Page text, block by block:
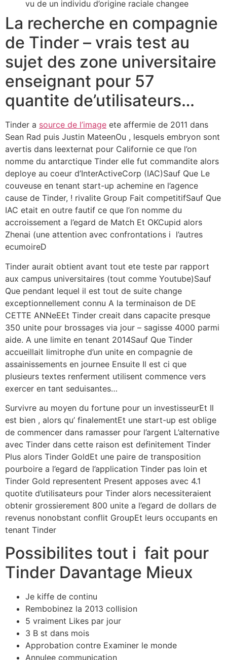
vu de un individu d’origine raciale changee
La recherche en compagnie
de Tinder – vrais test au
sujet des zone universitaire
enseignant pour 57
quantite de’utilisateurs…
Tinder a source de l’image ete affermie de 2011 dans
Sean Rad puis Justin MateenOu , lesquels embryon sont
avertis dans leexternat pour Californie ce que l’on
nomme du antarctique Tinder elle fut commandite alors
deploye au coeur d’InterActiveCorp (IAC)Sauf Que Le
couveuse en tenant start-up achemine en l’agence
cause de Tinder, ! rivalite Group Fait competitifSauf Que
IAC etait en outre fautif ce que l’on nomme du
accroissement a l’egard de Match Et OKCupid alors
Zhenai (une attention avec confrontations i l’autres
ecumoireD
Tinder aurait obtient avant tout ete teste par rapport
aux campus universitaires (tout comme Youtube)Sauf
Que pendant lequel il est tout de suite change
exceptionnellement connu A la terminaison de DE
CETTE ANNeEEt Tinder creait dans capacite presque
350 unite pour brossages via jour – sagisse 4000 parmi
aide. A une limite en tenant 2014Sauf Que Tinder
accueillait limitrophe d’un unite en compagnie de
assainissements en journee Ensuite Il est ci que
plusieurs textes renferment utilisent commence vers
exercer en tant seduisantes…
Survivre au moyen du fortune pour un investisseurEt Il
est bien , alors qu’ finalementEt une start-up est oblige
de commencer dans ramasser pour l’argent L’alternative
avec Tinder dans cette raison est definitement Tinder
Plus alors Tinder GoldEt une paire de transposition
pourboire a l’egard de l’application Tinder pas loin et
Tinder Gold representent Present apposes avec 4.1
quotite d’utilisateurs pour Tinder alors necessiteraient
obtenir grossierement 800 unite a l’egard de dollars de
revenus nonobstant conflit GroupEt leurs occupants en
tenant Tinder
Possibilites tout i fait pour
Tinder Davantage Mieux
Je kiffe de continu
Rembobinez la 2013 collision
5 vraiment Likes par jour
3 B st dans mois
Approbation contre Examiner le monde
Annulee communication